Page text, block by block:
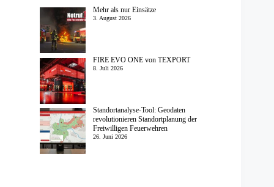
Mehr als nur Einsätze
3. August 2026
FIRE EVO ONE von TEXPORT
8. Juli 2026
Standortanalyse-Tool: Geodaten
revolutionieren Standortplanung der
Freiwilligen Feuerwehren
26. Juni 2026